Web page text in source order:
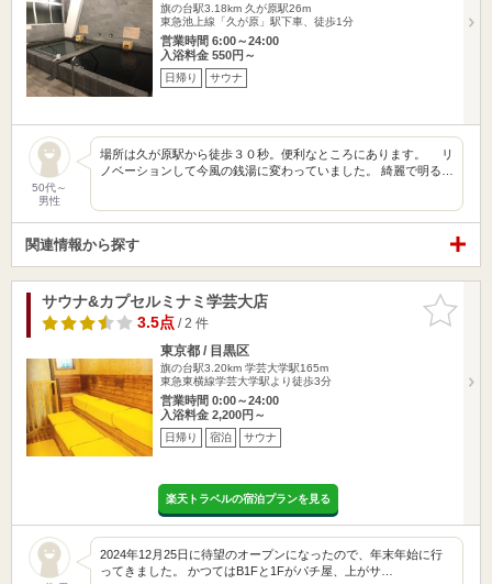
旗の台駅3.18km 久が原駅26m
東急池上線「久が原」駅下車、徒歩1分
営業時間 6:00～24:00
入浴料金 550円～
日帰り サウナ
50代～
男性
場所は久が原駅から徒歩３０秒。便利なところにあります。 リ
ノベーションして今風の銭湯に変わっていました。 綺麗で明る…
関連情報から探す
お気に入
りに追加
サウナ&カプセルミナミ学芸大店
3.5点/ 2 件
東京都 / 目黒区
旗の台駅3.20km 学芸大学駅165m
東急東横線学芸大学駅より徒歩3分
営業時間 0:00～24:00
入浴料金 2,200円～
日帰り 宿泊 サウナ
楽天トラベルの宿泊プランを見る
2024年12月25日に待望のオープンになったので、年末年始に行
ってきました。 かつてはB1Fと1Fがパチ屋、上がサ…